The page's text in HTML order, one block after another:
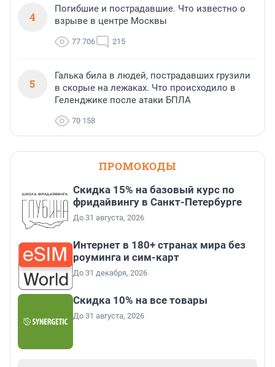
4
Погибшие и пострадавшие. Что известно о
взрыве в центре Москвы
77 706 215
5
Галька била в людей, пострадавших грузили
в скорые на лежаках. Что происходило в
Геленджике после атаки БПЛА
70 158
ПРОМОКОДЫ
Скидка 15% на базовый курс по
фридайвингу в Санкт-Петербурге
До 31 августа, 2026
Интернет в 180+ странах мира без
роуминга и сим-карт
До 31 декабря, 2026
Скидка 10% на все товары
До 31 августа, 2026